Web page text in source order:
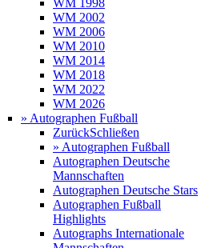
WM 1998
WM 2002
WM 2006
WM 2010
WM 2014
WM 2018
WM 2022
WM 2026
» Autographen Fußball
ZurückSchließen
» Autographen Fußball
Autographen Deutsche
Mannschaften
Autographen Deutsche Stars
Autographen Fußball
Highlights
Autographs Internationale